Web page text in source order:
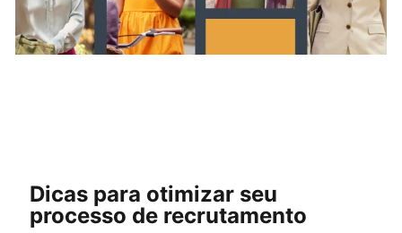
Dicas para otimizar seu
processo de recrutamento